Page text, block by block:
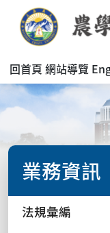
回首頁 網站導覽
業務資訊
法規彙編